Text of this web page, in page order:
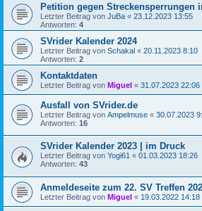
Petition gegen Streckensperrungen
Letzter Beitrag von JuBa « 23.12.2023 13:55
Antworten: 4
SVrider Kalender 2024
Letzter Beitrag von Schakal « 20.11.2023 8:10
Antworten: 2
Kontaktdaten
Letzter Beitrag von Miguel « 31.07.2023 22:06
Ausfall von SVrider.de
Letzter Beitrag von Ampelmuse « 30.07.2023
Antworten: 16
SVrider Kalender 2023 | im Druck
Letzter Beitrag von Yogi61 « 01.03.2023 18:26
Antworten: 43
Anmeldeseite zum 22. SV Treffen
Letzter Beitrag von Miguel « 19.03.2022 14:18